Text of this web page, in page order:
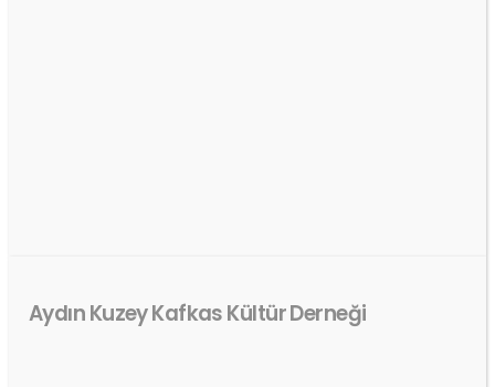
Aydın Kuzey Kafkas Kültür Derneği